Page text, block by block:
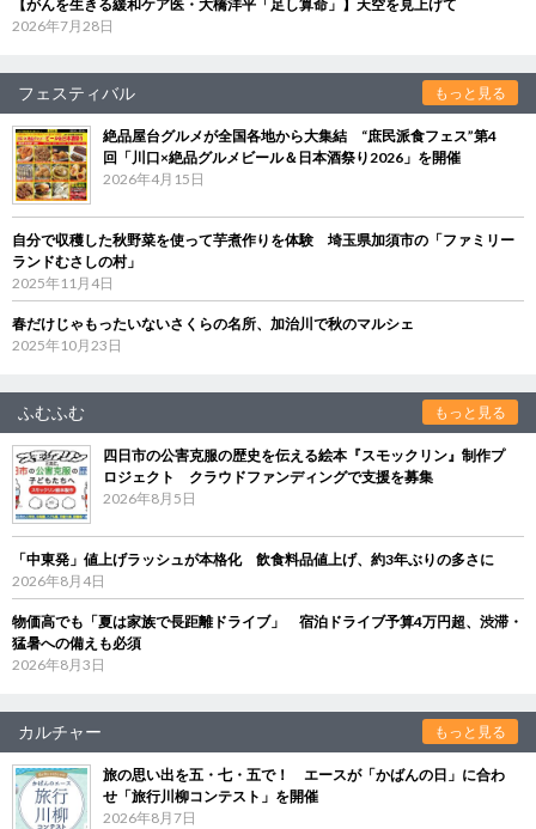
【がんを生きる緩和ケア医・大橋洋平「足し算命」】天空を見上げて
2026年7月28日
フェスティバル もっと見る
絶品屋台グルメが全国各地から大集結 “庶民派食フェス”第4
回「川口×絶品グルメビール＆日本酒祭り2026」を開催
2026年4月15日
自分で収穫した秋野菜を使って芋煮作りを体験 埼玉県加須市の「ファミリー
ランドむさしの村」
2025年11月4日
春だけじゃもったいないさくらの名所、加治川で秋のマルシェ
2025年10月23日
ふむふむ もっと見る
四日市の公害克服の歴史を伝える絵本『スモックリン』制作プ
ロジェクト クラウドファンディングで支援を募集
2026年8月5日
「中東発」値上げラッシュが本格化 飲食料品値上げ、約3年ぶりの多さに
2026年8月4日
物価高でも「夏は家族で長距離ドライブ」 宿泊ドライブ予算4万円超、渋滞・
猛暑への備えも必須
2026年8月3日
カルチャー もっと見る
旅の思い出を五・七・五で！ エースが「かばんの日」に合わ
せ「旅行川柳コンテスト」を開催
2026年8月7日